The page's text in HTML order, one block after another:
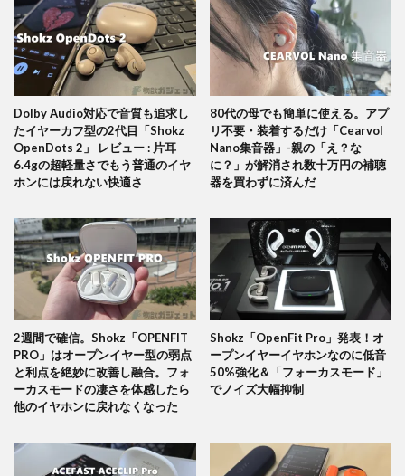
Dolby Audio対応で音質も追求し
たイヤーカフ型の2代目「Shokz
OpenDots 2」 レビュー : 片耳
6.4gの超軽量さでもう普通のイヤ
ホンには戻れない快適さ
80代の母でも簡単に使える。アプ
リ不要・装着するだけ「Cearvol
Nano集音器」-親の「え？な
に？」が解消され数十万円の補聴
器を買わずに済んだ
2週間で確信。Shokz「OPENFIT
PRO」はオープンイヤー型の弱点
と利点を絶妙に改善し融合。フォ
ーカスモードの凄さを体感したら
他のイヤホンに戻れなくなった
Shokz「OpenFit Pro」発表！オ
ープンイヤーイヤホンなのに低音
50%強化＆「フォーカスモード」
でノイズ大幅抑制